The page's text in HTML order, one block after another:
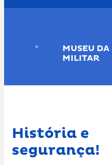
MUSEU
MILITAR
História e
segurança!